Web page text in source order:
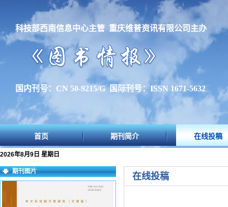
科技部西南信息中心主管 重庆维普资讯有限公司主办
国内刊号：CN 50-9215/G 国际刊号：ISSN 1671-5632
首页 期刊简介 在线投稿
2026年8月9日 星期日
期刊图片 在线投稿